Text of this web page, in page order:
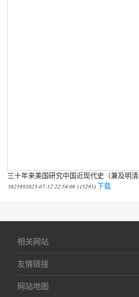
三十年来美国研究中国近现代史（兼及明
3825892023-07-12 22:54:00 ) (5291) 下载
相关网站
友情链接
网站地图